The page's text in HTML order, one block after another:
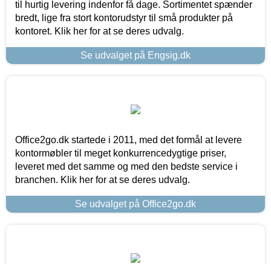
til hurtig levering indenfor få dage. Sortimentet spænder
bredt, lige fra stort kontorudstyr til små produkter på
kontoret. Klik her for at se deres udvalg.
Se udvalget på Engsig.dk
Office2go.dk startede i 2011, med det formål at levere
kontormøbler til meget konkurrencedygtige priser,
leveret med det samme og med den bedste service i
branchen. Klik her for at se deres udvalg.
Se udvalget på Office2go.dk